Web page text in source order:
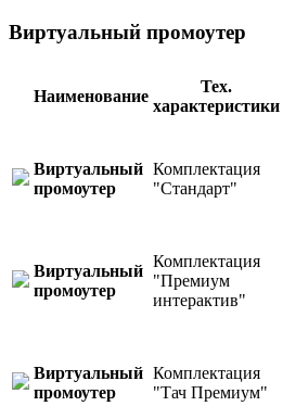
Виртуальный промоутер
Наименование
Тех.
характеристики
Виртуальный
промоутер
Комплектация
"Стандарт"
Виртуальный
промоутер
Комплектация
"Премиум
интерактив"
Виртуальный
промоутер
Комплектация
"Тач Премиум"